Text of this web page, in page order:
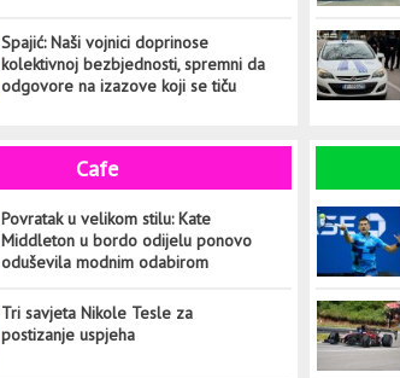
Spajić: Naši vojnici doprinose
kolektivnoj bezbjednosti, spremni da
odgovore na izazove koji se tiču
Cafe
Povratak u velikom stilu: Kate
Middleton u bordo odijelu ponovo
oduševila modnim odabirom
Tri savjeta Nikole Tesle za
postizanje uspjeha